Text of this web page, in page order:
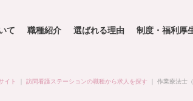
て 職種紹介 選ばれる理由 制度・福利厚
イト 訪問看護ステーションの職種から求人を探す 作業療法士